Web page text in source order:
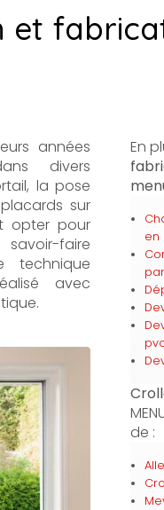
et
années
divers
la pose
sur
opter pour
faire
technique
avec
En
en
de :